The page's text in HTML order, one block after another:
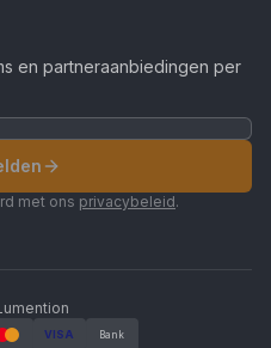
en partneraanbiedingen per
met ons privacybeleid.
VISA Bank